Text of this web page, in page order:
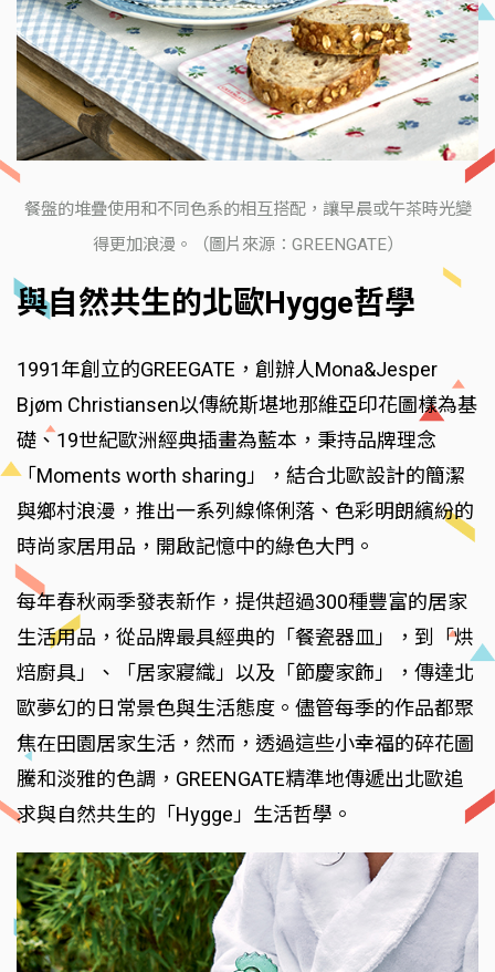
餐盤的堆疊使用和不同色系的相互搭配，讓早晨或午茶時光變
得更加浪漫。（圖片來源：GREENGATE）
與自然共生的北歐Hygge哲學
1991年創立的GREEGATE，創辦人Mona&Jesper
Bjøm Christiansen以傳統斯堪地那維亞印花圖樣為基
礎、19世紀歐洲經典插畫為藍本，秉持品牌理念
「Moments worth sharing」，結合北歐設計的簡潔
與鄉村浪漫，推出一系列線條俐落、色彩明朗繽紛的
時尚家居用品，開啟記憶中的綠色大門。
每年春秋兩季發表新作，提供超過300種豐富的居家
生活用品，從品牌最具經典的「餐瓷器皿」，到「烘
焙廚具」、「居家寢織」以及「節慶家飾」，傳達北
歐夢幻的日常景色與生活態度。儘管每季的作品都聚
焦在田園居家生活，然而，透過這些小幸福的碎花圖
騰和淡雅的色調，GREENGATE精準地傳遞出北歐追
求與自然共生的「Hygge」生活哲學。